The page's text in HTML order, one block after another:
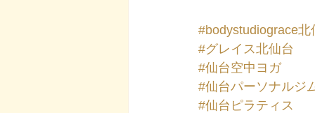
#bodystudiograce北
#グレイス北仙台
#仙台空中ヨガ
#仙台パーソナルジ
#仙台ピラティス